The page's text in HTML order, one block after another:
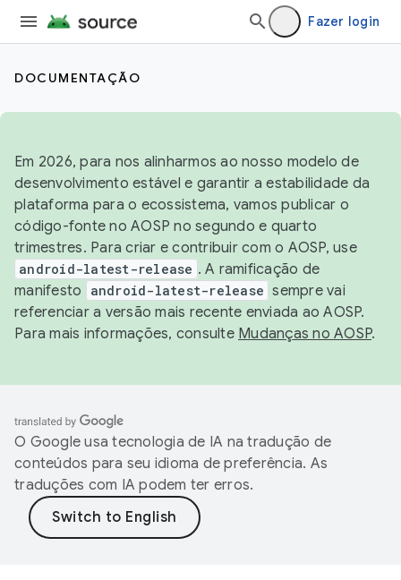
Fazer login
DOCUMENTAÇÃO
Em 2026, para nos alinharmos ao nosso modelo de
desenvolvimento estável e garantir a estabilidade da
plataforma para o ecossistema, vamos publicar o
código-fonte no AOSP no segundo e quarto
trimestres. Para criar e contribuir com o AOSP, use
android-latest-release . A ramificação de
manifesto
android-latest-release sempre vai
referenciar a versão mais recente enviada ao AOSP.
Para mais informações, consulte Mudanças no AOSP.
O Google usa tecnologia de IA na tradução de
conteúdos para seu idioma de preferência. As
traduções com IA podem ter erros.